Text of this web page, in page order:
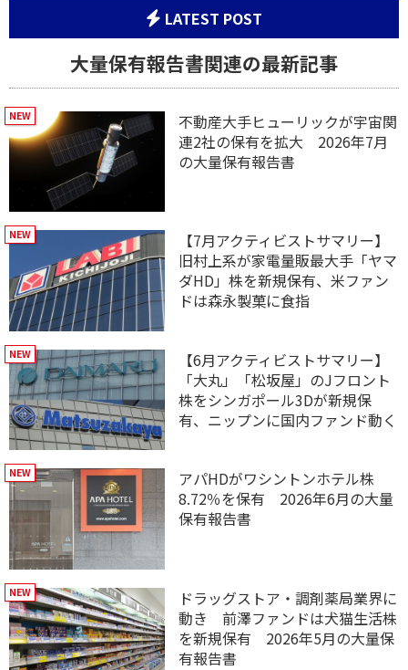
LATEST POST
大量保有報告書関連の最新記事
不動産大手ヒューリックが宇宙関
連2社の保有を拡大 2026年7月
の大量保有報告書
【7月アクティビストサマリー】
旧村上系が家電量販最大手「ヤマ
ダHD」株を新規保有、米ファン
ドは森永製菓に食指
【6月アクティビストサマリー】
「大丸」「松坂屋」のJフロント
株をシンガポール3Dが新規保
有、ニップンに国内ファンド動く
アパHDがワシントンホテル株
8.72％を保有 2026年6月の大量
保有報告書
ドラッグストア・調剤薬局業界に
動き 前澤ファンドは犬猫生活株
を新規保有 2026年5月の大量保
有報告書